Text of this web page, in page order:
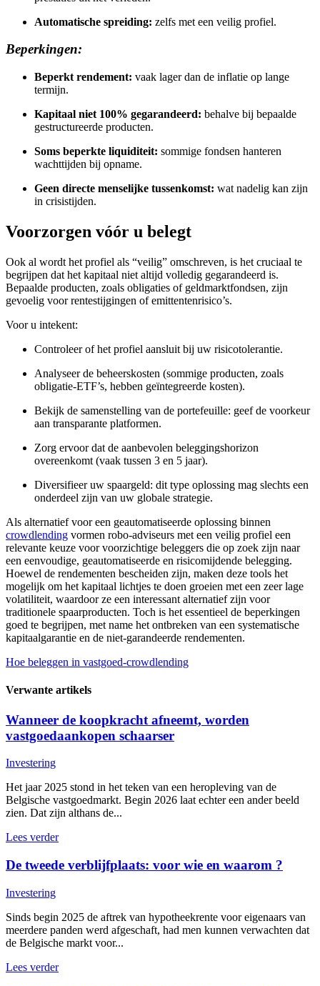
Automatische spreiding: zelfs met een veilig profiel.
Beperkingen:
Beperkt rendement: vaak lager dan de inflatie op lange
termijn.
Kapitaal niet 100% gegarandeerd: behalve bij bepaalde
gestructureerde producten.
Soms beperkte liquiditeit: sommige fondsen hanteren
wachttijden bij opname.
Geen directe menselijke tussenkomst: wat nadelig kan zijn
in crisistijden.
Voorzorgen vóór u belegt
Ook al wordt het profiel als “veilig” omschreven, is het cruciaal te
begrijpen dat het kapitaal niet altijd volledig gegarandeerd is.
Bepaalde producten, zoals obligaties of geldmarktfondsen, zijn
gevoelig voor rentestijgingen of emittentenrisico’s.
Voor u intekent:
Controleer of het profiel aansluit bij uw risicotolerantie.
Analyseer de beheerskosten (sommige producten, zoals
obligatie-ETF’s, hebben geïntegreerde kosten).
Bekijk de samenstelling van de portefeuille: geef de voorkeur
aan transparante platformen.
Zorg ervoor dat de aanbevolen beleggingshorizon
overeenkomt (vaak tussen 3 en 5 jaar).
Diversifieer uw spaargeld: dit type oplossing mag slechts een
onderdeel zijn van uw globale strategie.
Als alternatief voor een geautomatiseerde oplossing binnen
crowdlending vormen robo-adviseurs met een veilig profiel een
relevante keuze voor voorzichtige beleggers die op zoek zijn naar
een eenvoudige, geautomatiseerde en risicomijdende belegging.
Hoewel de rendementen bescheiden zijn, maken deze tools het
mogelijk om het kapitaal lichtjes te doen groeien met een zeer lage
volatiliteit, waardoor ze een interessant alternatief zijn voor
traditionele spaarproducten. Toch is het essentieel de beperkingen
goed te begrijpen, met name het ontbreken van een systematische
kapitaalgarantie en de niet-garandeerde rendementen.
Hoe beleggen in vastgoed-crowdlending
Verwante artikels
Wanneer de koopkracht afneemt, worden
vastgoedaankopen schaarser
Investering
Het jaar 2025 stond in het teken van een heropleving van de
Belgische vastgoedmarkt. Begin 2026 laat echter een ander beeld
zien. Dat zijn althans de...
Lees verder
De tweede verblijfplaats: voor wie en waarom ?
Investering
Sinds begin 2025 de aftrek van hypotheekrente voor eigenaars van
meerdere panden werd afgeschaft, had men kunnen verwachten dat
de Belgische markt voor...
Lees verder